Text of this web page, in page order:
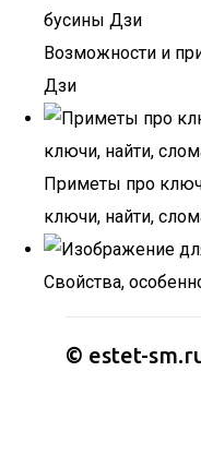
Возможности и
Дзи
Приметы про
ключи, найти,
Свойства,
© estet-